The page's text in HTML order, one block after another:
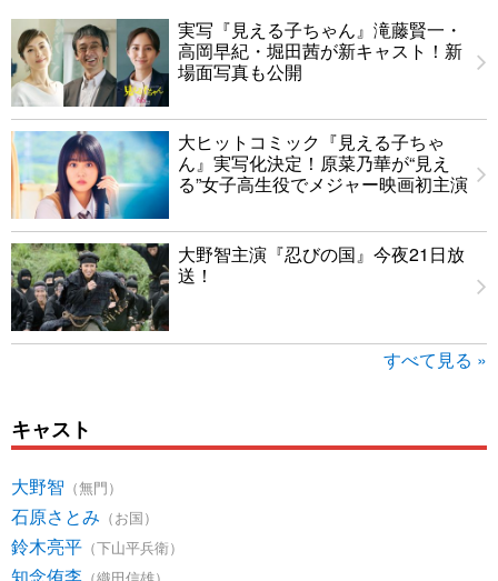
実写『見える子ちゃん』滝藤賢一・
高岡早紀・堀田茜が新キャスト！新
場面写真も公開
大ヒットコミック『見える子ちゃ
ん』実写化決定！原菜乃華が“見え
る”女子高生役でメジャー映画初主演
大野智主演『忍びの国』今夜21日放
送！
すべて見る »
キャスト
大野智 （無門）
石原さとみ （お国）
鈴木亮平 （下山平兵衛）